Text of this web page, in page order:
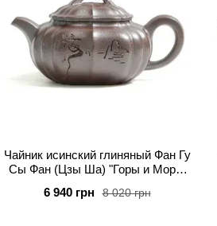
Чайник исинский глиняный Фан Гу
Сы Фан (Цзы Ша) "Горы и Море"
8 020 грн
6 940 грн